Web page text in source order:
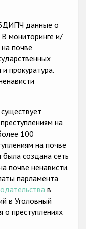
or belief
общества
данные о
В мониторинге и/
почве
прокуратура.
на
100
на почве
создана сеть
почве ненависти.
парламента
в
в Уголовный
преступлениях